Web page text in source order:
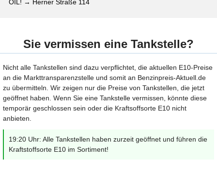
OIL! → Herner Straße 114
Sie vermissen eine Tankstelle?
Nicht alle Tankstellen sind dazu verpflichtet, die aktuellen E10-Preise
an die Markttransparenzstelle und somit an Benzinpreis-Aktuell.de
zu übermitteln. Wir zeigen nur die Preise von Tankstellen, die jetzt
geöffnet haben. Wenn Sie eine Tankstelle vermissen, könnte diese
temporär geschlossen sein oder die Kraftsoffsorte E10 nicht
anbieten.
19:20 Uhr: Alle Tankstellen haben zurzeit geöffnet und führen die
Kraftstoffsorte E10 im Sortiment!